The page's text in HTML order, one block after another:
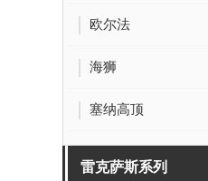
欧尔法
海狮
塞纳高顶
雷克萨斯系列